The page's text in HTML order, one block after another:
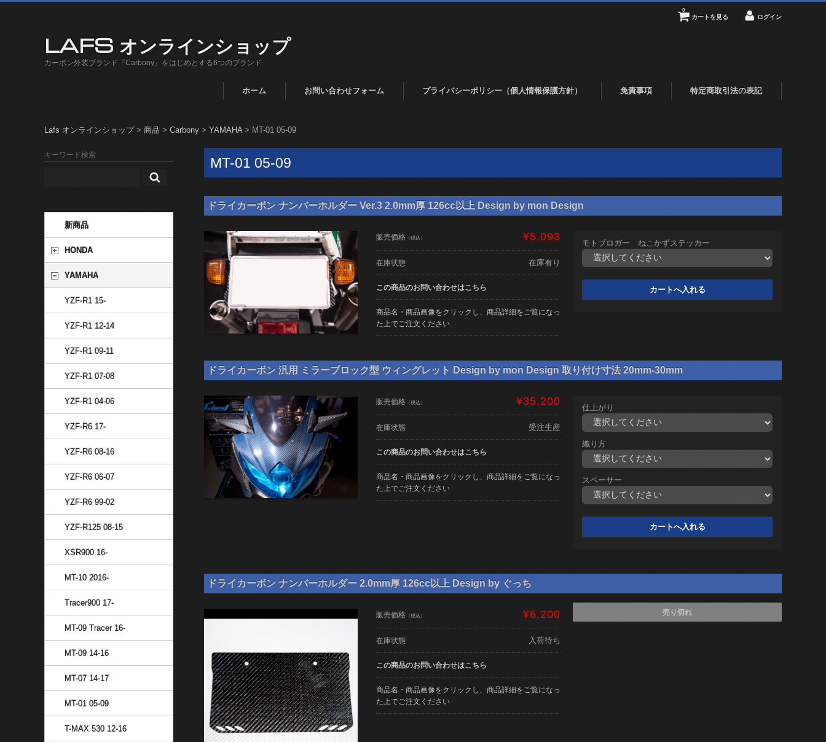
LAFS オンラインショップ
カーボン外装ブランド『Carbony』をはじめとする6つのブランド
カートを見る
0
ログイン
ホーム お問い合わせフォーム プライバシーポリシー（個人情報保護方針） 免責事項 特定商取引法の表記
Lafs オンラインショップ> 商品 > Carbony > YAMAHA> MT-01 05-09
MT-01 05-09
ドライカーボン ナンバーホルダー Ver.3 2.0mm厚 126cc以上 Design by mon Design
販売価格 （税込） ¥5,093
在庫状態 在庫有り
この商品のお問い合わせはこちら
商品名・商品画像をクリックし、商品詳細をご覧になっ
た上でご注文ください
モトブロガー ねこかずステッカー
ドライカーボン 汎用 ミラーブロック型 ウィングレット Design by mon Design 取り付け寸法 20mm-30mm
販売価格 （税込） ¥35,200
在庫状態 受注生産
この商品のお問い合わせはこちら
商品名・商品画像をクリックし、商品詳細をご覧になっ
た上でご注文ください
仕上がり
織り方
スペーサー
ドライカーボン ナンバーホルダー 2.0mm厚 126cc以上 Design by ぐっち
販売価格 （税込） ¥6,200
在庫状態 入荷待ち
この商品のお問い合わせはこちら
商品名・商品画像をクリックし、商品詳細をご覧になっ
た上でご注文ください
売り切れ
キーワード検索
新商品
HONDA
YAMAHA
YZF-R1 15-
YZF-R1 12-14
YZF-R1 09-11
YZF-R1 07-08
YZF-R1 04-06
YZF-R6 17-
YZF-R6 08-16
YZF-R6 06-07
YZF-R6 99-02
YZF-R125 08-15
XSR900 16-
MT-10 2016-
Tracer900 17-
MT-09 Tracer 16-
MT-09 14-16
MT-07 14-17
MT-01 05-09
T-MAX 530 12-16